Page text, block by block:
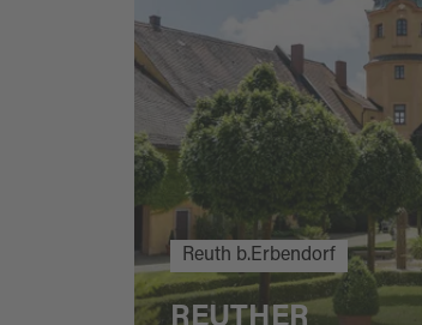
Reuth b.Erbendorf